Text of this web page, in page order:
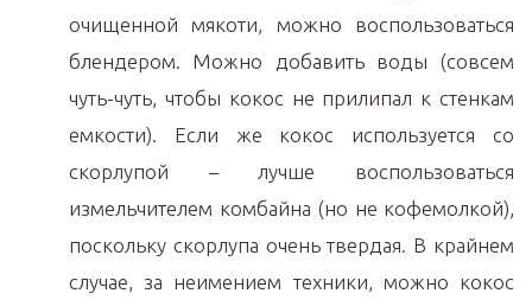
очищенной мякоти, можно воспользоваться
блендером. Можно добавить воды (совсем
чуть-чуть, чтобы кокос не прилипал к стенкам
емкости). Если же кокос используется со
скорлупой – лучше воспользоваться
измельчителем комбайна (но не кофемолкой),
поскольку скорлупа очень твердая. В крайнем
случае, за неимением техники, можно кокос